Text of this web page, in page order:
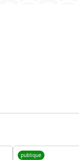
publique